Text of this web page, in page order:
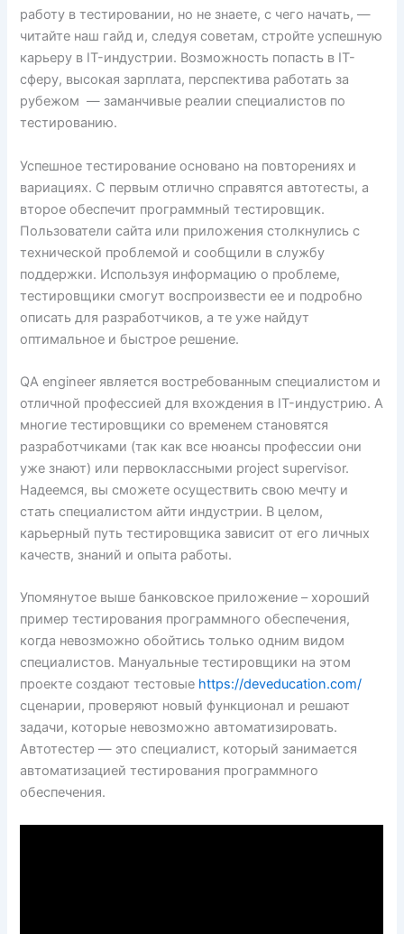
работу в тестировании, но не знаете, с чего начать, —
читайте наш гайд и, следуя советам, стройте успешную
карьеру в IT-индустрии. Возможность попасть в IT-
сферу, высокая зарплата, перспектива работать за
рубежом — заманчивые реалии специалистов по
тестированию.
Успешное тестирование основано на повторениях и
вариациях. С первым отлично справятся автотесты, а
второе обеспечит программный тестировщик.
Пользователи сайта или приложения столкнулись с
технической проблемой и сообщили в службу
поддержки. Используя информацию о проблеме,
тестировщики смогут воспроизвести ее и подробно
описать для разработчиков, а те уже найдут
оптимальное и быстрое решение.
QA engineer является востребованным специалистом и
отличной профессией для вхождения в IT-индустрию. А
многие тестировщики со временем становятся
разработчиками (так как все нюансы профессии они
уже знают) или первоклассными project supervisor.
Надеемся, вы сможете осуществить свою мечту и
стать специалистом айти индустрии. В целом,
карьерный путь тестировщика зависит от его личных
качеств, знаний и опыта работы.
Упомянутое выше банковское приложение – хороший
пример тестирования программного обеспечения,
когда невозможно обойтись только одним видом
специалистов. Мануальные тестировщики на этом
проекте создают тестовые https://deveducation.com/
сценарии, проверяют новый функционал и решают
задачи, которые невозможно автоматизировать.
Автотестер — это специалист, который занимается
автоматизацией тестирования программного
обеспечения.